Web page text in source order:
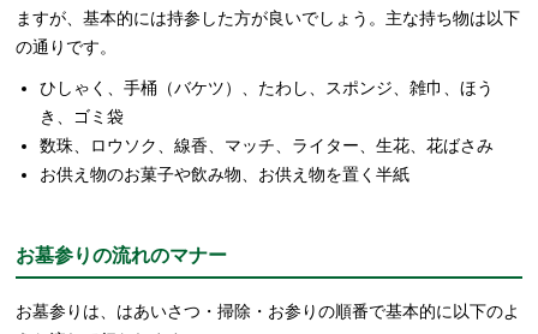
ますが、基本的には持参した方が良いでしょう。主な持ち物は以下
の通りです。
ひしゃく、手桶（バケツ）、たわし、スポンジ、雑巾、ほう
き、ゴミ袋
数珠、ロウソク、線香、マッチ、ライター、生花、花ばさみ
お供え物のお菓子や飲み物、お供え物を置く半紙
お墓参りの流れのマナー
お墓参りは、はあいさつ・掃除・お参りの順番で基本的に以下のよ